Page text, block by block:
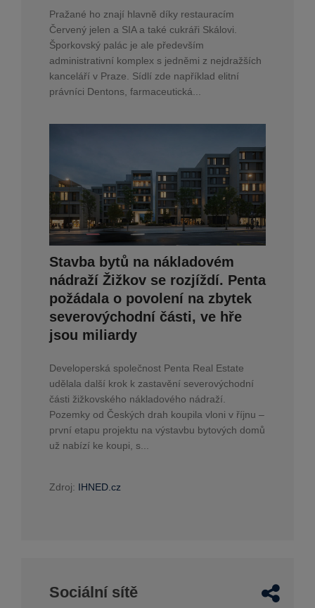
Pražané ho znají hlavně díky restauracím
Červený jelen a SIA a také cukráři Skálovi.
Šporkovský palác je ale především
administrativní komplex s jedněmi z nejdražších
kanceláří v Praze. Sídlí zde například elitní
právníci Dentons, farmaceutická...
Stavba bytů na nákladovém
nádraží Žižkov se rozjíždí. Penta
požádala o povolení na zbytek
severovýchodní části, ve hře
jsou miliardy
Developerská společnost Penta Real Estate
udělala další krok k zastavění severovýchodní
části žižkovského nákladového nádraží.
Pozemky od Českých drah koupila vloni v říjnu –
první etapu projektu na výstavbu bytových domů
už nabízí ke koupi, s...
Zdroj: IHNED.cz
Sociální sítě